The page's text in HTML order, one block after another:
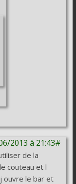
2013 à 21:43#
de la
couteau et l
ouvre le bar et